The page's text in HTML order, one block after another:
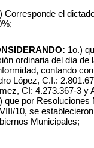
Corresponde el
1o.)
ordinaria del día de
contando
López, C.I.:
CI: 4.273.367-3 y
que por Resoluciones
10, se
Municipales;